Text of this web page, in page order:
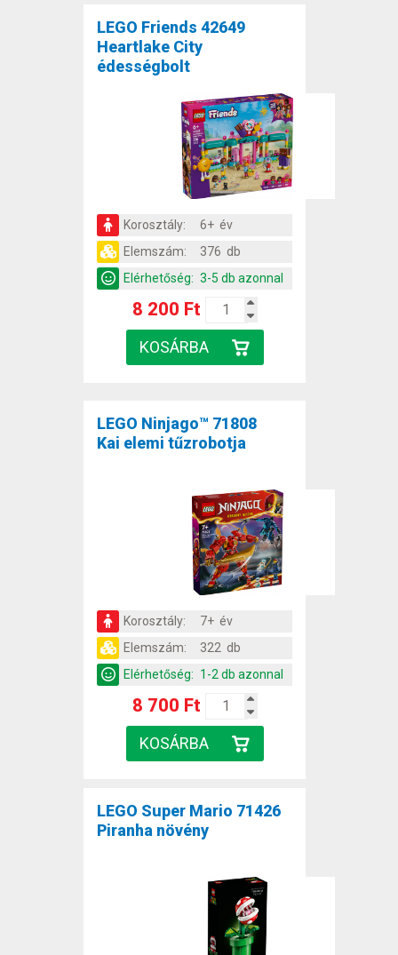
LEGO Friends 42649
Heartlake City
édességbolt
Korosztály:
6+ év
Elemszám:
376 db
Elérhetőség: 3-5 db azonnal
8 200 Ft
LEGO Ninjago™ 71808
Kai elemi tűzrobotja
Korosztály:
7+ év
Elemszám:
322 db
Elérhetőség: 1-2 db azonnal
8 700 Ft
LEGO Super Mario 71426
Piranha növény